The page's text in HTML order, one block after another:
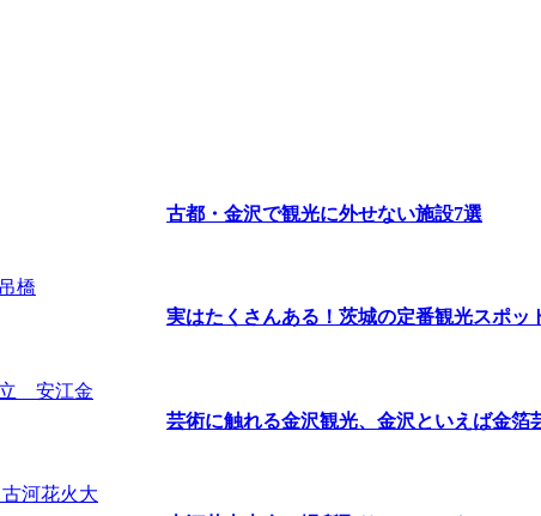
古都・金沢で観光に外せない施設7選
実はたくさんある！茨城の定番観光スポッ
芸術に触れる金沢観光、金沢といえば金箔